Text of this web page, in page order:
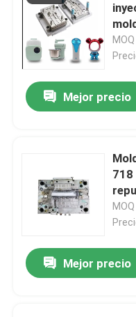
MOQ
Mejor precio
718
de
MOQ
Mejor precio